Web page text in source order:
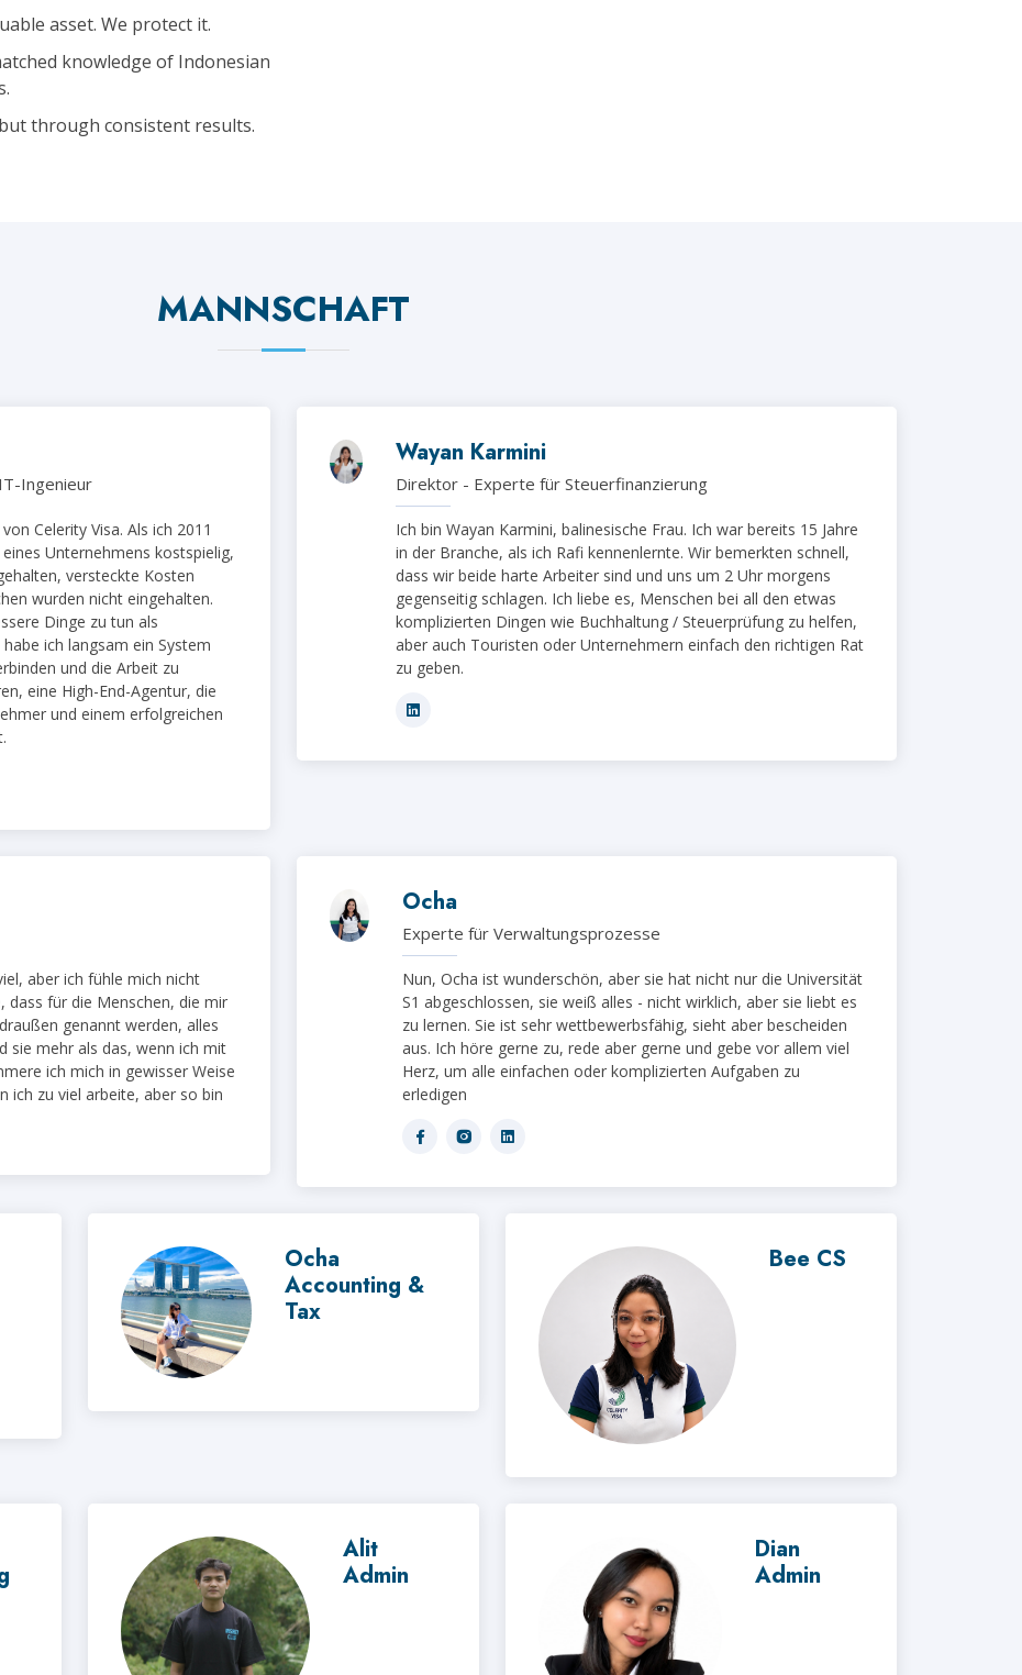
asset. We protect it.
knowledge of Indonesian
through consistent results.
MANNSCHAFT
Ingenieur
Celerity Visa. Als ich 2011
Unternehmens kostspielig,
versteckte Kosten
wurden nicht eingehalten.
Dinge zu tun als
ich langsam ein System
und die Arbeit zu
eine High-End-Agentur, die
und einem erfolgreichen
Wayan Karmini
Direktor - Experte für Steuerfinanzierung
Ich bin Wayan Karmini, balinesische Frau. Ich war bereits 15 Jahre
in der Branche, als ich Rafi kennenlernte. Wir bemerkten schnell,
dass wir beide harte Arbeiter sind und uns um 2 Uhr morgens
gegenseitig schlagen. Ich liebe es, Menschen bei all den etwas
komplizierten Dingen wie Buchhaltung / Steuerprüfung zu helfen,
aber auch Touristen oder Unternehmern einfach den richtigen Rat
zu geben.
aber ich fühle mich nicht
für die Menschen, die mir
genannt werden, alles
sie mehr als das, wenn ich mit
ich mich in gewisser Weise
ich zu viel arbeite, aber so bin
Ocha
Experte für Verwaltungsprozesse
Nun, Ocha ist wunderschön, aber sie hat nicht nur die Universität
S1 abgeschlossen, sie weiß alles - nicht wirklich, aber sie liebt es
zu lernen. Sie ist sehr wettbewerbsfähig, sieht aber bescheiden
aus. Ich höre gerne zu, rede aber gerne und gebe vor allem viel
Herz, um alle einfachen oder komplizierten Aufgaben zu
erledigen
Ocha
Accounting &
Tax
Bee CS
Alit
Admin
Dian
Admin